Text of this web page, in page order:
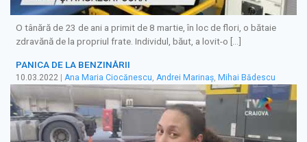
O tânără de 23 de ani a primit de 8 martie, în loc de flori, o bătaie
zdravănă de la propriul frate. Individul, băut, a lovit-o […]
PANICA DE LA BENZINĂRII
10.03.2022 Ana Maria Ciocănescu, Andrei Marinaș, Mihai Bădescu